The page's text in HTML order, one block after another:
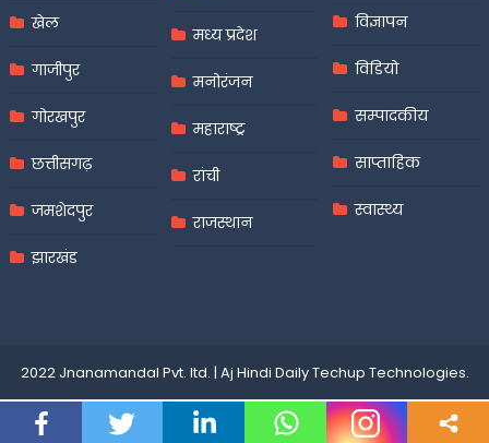
खेल
गाजीपुर
गोरखपुर
छत्तीसगढ़
जमशेदपुर
झारखंड
मध्य प्रदेश
मनोरंजन
महाराष्ट्र
रांची
राजस्थान
विज्ञापन
विडियो
सम्पादकीय
साप्ताहिक
स्वास्थ्य
2022 Jnanamandal Pvt. ltd. | Aj Hindi DailyTechup Technologies.